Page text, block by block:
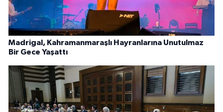
Madrigal, Kahramanmaraşlı Hayranlarına Unutulmaz
Bir Gece Yaşattı